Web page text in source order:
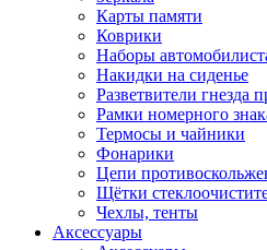
Карты памяти
Коврики
Наборы
Накидки на сиденье
Разветвители гнезда
Рамки номерного
Термосы и чайники
Фонарики
Цепи
Щётки
Чехлы, тенты
Аксессуары